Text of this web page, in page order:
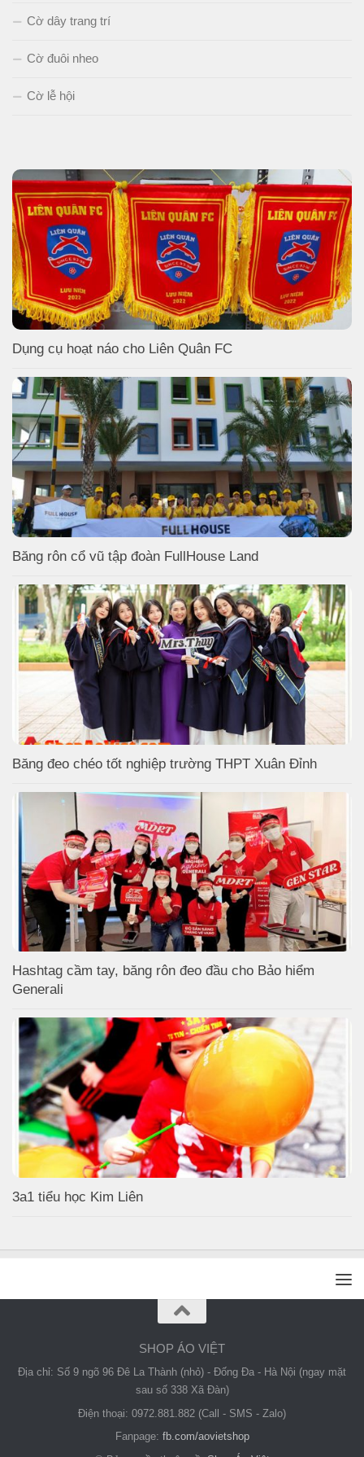
Cờ dây trang trí
Cờ đuôi nheo
Cờ lễ hội
Dụng cụ hoạt náo cho Liên Quân FC
Băng rôn cổ vũ tập đoàn FullHouse Land
Băng đeo chéo tốt nghiệp trường THPT Xuân Đỉnh
Hashtag cầm tay, băng rôn đeo đầu cho Bảo hiểm
Generali
3a1 tiểu học Kim Liên
SHOP ÁO VIỆT
Địa chỉ: Số 9 ngõ 96 Đê La Thành (nhỏ) - Đống Đa - Hà Nội (ngay mặt
sau số 338 Xã Đàn)
Điện thoại: 0972.881.882 (Call - SMS - Zalo)
Fanpage: fb.com/aovietshop